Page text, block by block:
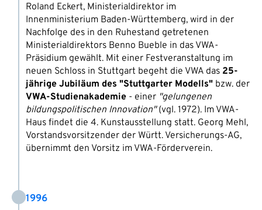
Roland Eckert, Ministerialdirektor im
Innenministerium Baden-Württemberg, wird in der
Nachfolge des in den Ruhestand getretenen
Ministerialdirektors Benno Bueble in das VWA-
Präsidium gewählt. Mit einer Festveranstaltung im
neuen Schloss in Stuttgart begeht die VWA das 25-
jährige Jubiläum des "Stuttgarter Modells" bzw. der
VWA-Studienakademie - einer "gelungenen
bildungspolitischen Innovation"(vgl. 1972). Im VWA-
Haus findet die 4. Kunstausstellung statt. Georg Mehl,
Vorstandsvorsitzender der Württ. Versicherungs-AG,
übernimmt den Vorsitz im VWA-Förderverein.
1996